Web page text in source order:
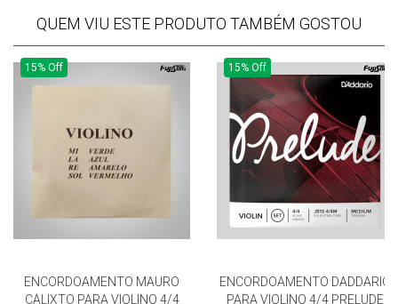
QUEM VIU ESTE PRODUTO TAMBÉM GOSTOU
15% Off
ENCORDOAMENTO MAURO
CALIXTO PARA VIOLINO 4/4
15% Off
ENCORDOAMENTO DADDARIO
PARA VIOLINO 4/4 PRELUDE